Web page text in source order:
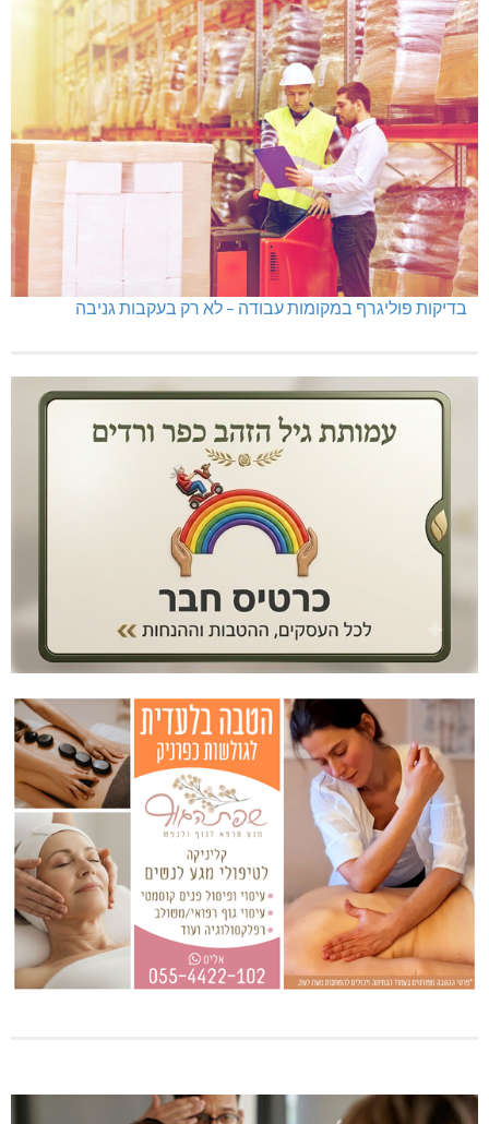
בדיקות פוליגרף במקומות עבודה – לא רק בעקבות גניבה